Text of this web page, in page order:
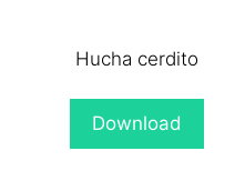
Hucha cerdito
Download